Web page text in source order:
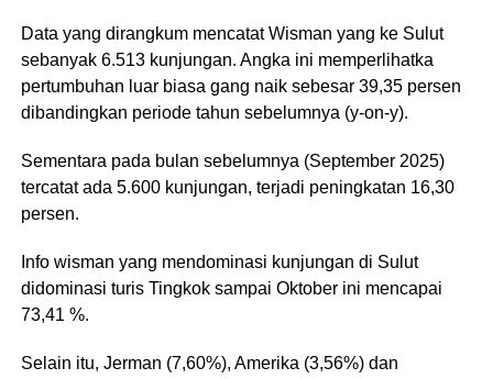
Data yang dirangkum mencatat Wisman yang ke Sulut
sebanyak 6.513 kunjungan. Angka ini memperlihatka
pertumbuhan luar biasa gang naik sebesar 39,35 persen
dibandingkan periode tahun sebelumnya (y-on-y).
Sementara pada bulan sebelumnya (September 2025)
tercatat ada 5.600 kunjungan, terjadi peningkatan 16,30
persen.
Info wisman yang mendominasi kunjungan di Sulut
didominasi turis Tingkok sampai Oktober ini mencapai
73,41 %.
Selain itu, Jerman (7,60%), Amerika (3,56%) dan